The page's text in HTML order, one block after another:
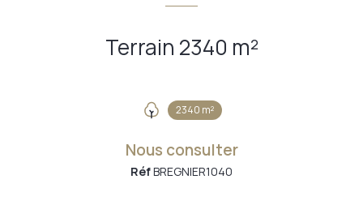
Terrain 2340 m²
2340 m²
Nous consulter
RéfBREGNIER1040